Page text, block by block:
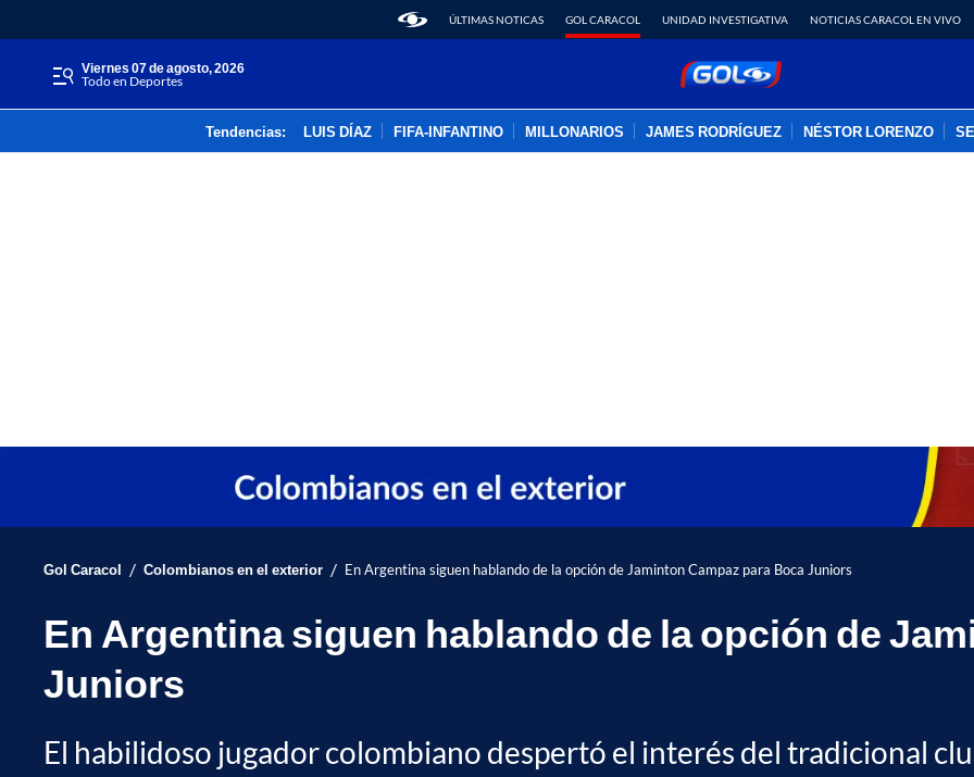
ÚLTIMAS NOTICAS GOL CARACOL UNIDAD INVESTIGATIVA NOTICIAS CARACOL EN VIVO
viernes 07 de agosto, 2026
Todo en Deportes
Tendencias: LUIS DÍAZ FIFA-INFANTINO MILLONARIOS JAMES RODRÍGUEZ NÉSTOR LORENZO
Gol Caracol / Colombianos en el exterior / En Argentina siguen hablando de la opción de Jaminton Campaz para Boca Juniors
En Argentina siguen hablando de la opción de
Juniors
El habilidoso jugador colombiano despertó el interés del tradicional